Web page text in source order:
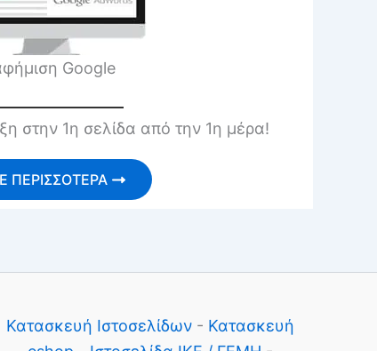
Google
στην 1η σελίδα από την 1η μέρα!
ΠΕΡΙΣΣΟΤΕΡΑ
Κατασκευή Ιστοσελίδων- Κατασκευή